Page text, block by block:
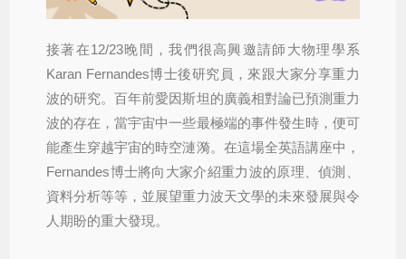
接著在12/23晚間，我們很高興邀請師大物理學系
Karan Fernandes博士後研究員，來跟大家分享重力
波的研究。百年前愛因斯坦的廣義相對論已預測重力
波的存在，當宇宙中一些最極端的事件發生時，便可
能產生穿越宇宙的時空漣漪。在這場全英語講座中，
Fernandes博士將向大家介紹重力波的原理、偵測、
資料分析等等，並展望重力波天文學的未來發展與令
人期盼的重大發現。